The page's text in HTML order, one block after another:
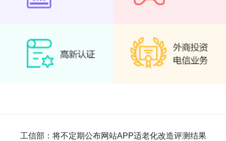
工信部：将不定期公布网站APP适老化改造评测结果